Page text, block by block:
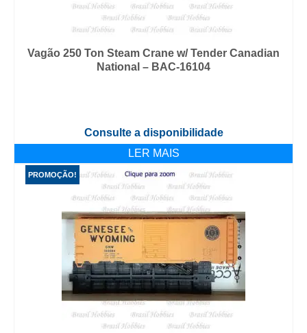
Vagão 250 Ton Steam Crane w/ Tender Canadian
National – BAC-16104
Consulte a disponibilidade
LER MAIS
PROMOÇÃO!